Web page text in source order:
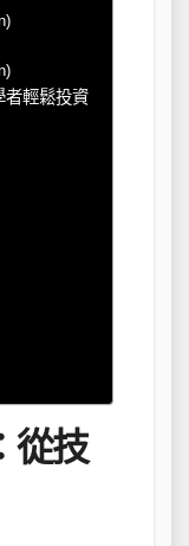
者輕鬆投資
從技